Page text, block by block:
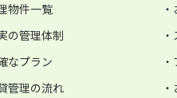
物件一覧
の管理体制
なプラン
管理の流れ